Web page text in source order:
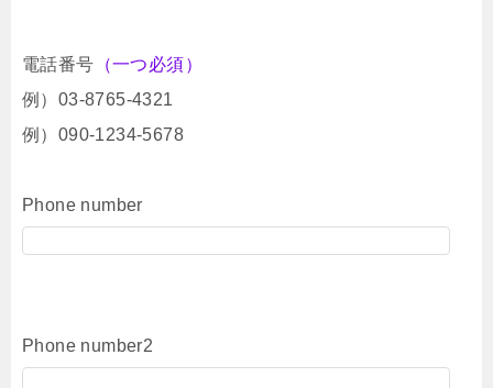
電話番号 （一つ必須）
例）03-8765-4321
例）090-1234-5678
Phone number
Phone number2